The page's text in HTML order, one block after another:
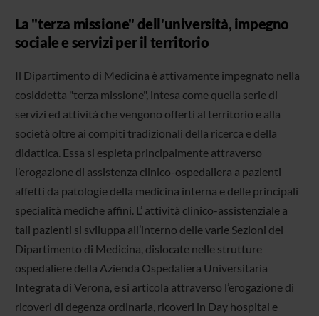
La "terza missione" dell'università, impegno
sociale e servizi per il territorio
Il Dipartimento di Medicina è attivamente impegnato nella
cosiddetta "terza missione", intesa come quella serie di
servizi ed attività che vengono offerti al territorio e alla
società oltre ai compiti tradizionali della ricerca e della
didattica. Essa si espleta principalmente attraverso
l’erogazione di assistenza clinico-ospedaliera a pazienti
affetti da patologie della medicina interna e delle principali
specialità mediche affini. L’ attività clinico-assistenziale a
tali pazienti si sviluppa all’interno delle varie Sezioni del
Dipartimento di Medicina, dislocate nelle strutture
ospedaliere della Azienda Ospedaliera Universitaria
Integrata di Verona, e si articola attraverso l’erogazione di
ricoveri di degenza ordinaria, ricoveri in Day hospital e